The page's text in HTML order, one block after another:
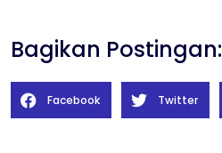
Bagikan Postingan:
Facebook Twitter